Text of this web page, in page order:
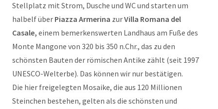
Stellplatz mit Strom, Dusche und WC und starten um
halbelf über Piazza Armerina zurVilla Romana del
Casale, einem bemerkenswerten Landhaus am Fuße des
Monte Mangone von 320 bis 350 n.Chr., das zu den
schönsten Bauten der römischen Antike zählt (seit 1997
UNESCO-Welterbe). Das können wir nur bestätigen.
Die hier freigelegten Mosaike, die aus 120 Millionen
Steinchen bestehen, gelten als die schönsten und